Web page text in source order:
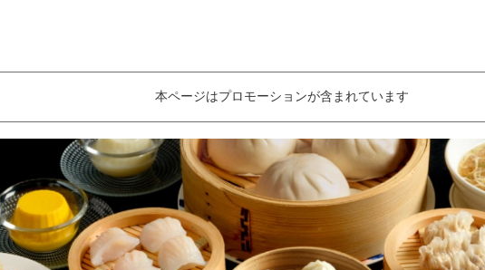
本ページはプロモーションが含まれています